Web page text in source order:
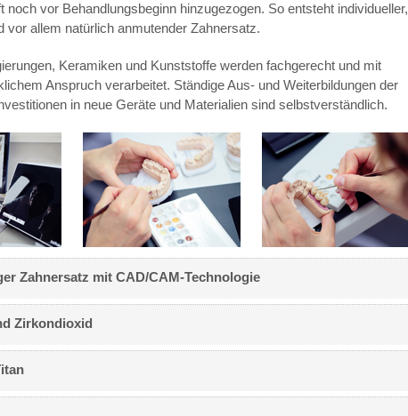
noch vor Behandlungsbeginn hinzugezogen. So entsteht individueller,
vor allem natürlich anmutender Zahnersatz.
Keramiken und Kunststoffe werden fachgerecht und mit
Anspruch verarbeitet. Ständige Aus- und Weiterbildungen der
in neue Geräte und Materialien sind selbstverständlich.
Zahnersatz mit CAD/CAM-Technologie
Zirkondioxid